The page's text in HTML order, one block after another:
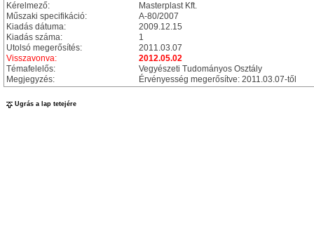
Kérelmező:
Masterplast Kft.
Műszaki specifikáció:
A-80/2007
Kiadás dátuma:
2009.12.15
Kiadás száma:
1
Utolsó megerősítés:
2011.03.07
Visszavonva:
2012.05.02
Témafelelős:
Vegyészeti Tudományos Osztály
Megjegyzés:
Érvényesség megerősítve: 2011.03.07-től
Ugrás a lap tetejére